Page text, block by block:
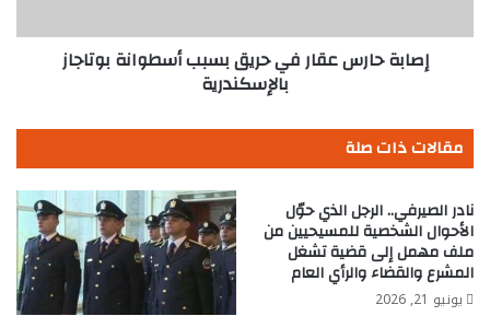
بالإسكندرية
إصابة حارس عقار في حريق بسبب أسطوانة بوتاجاز
بالإسكندرية
مقالات ذات صلة
نادر الصيرفي.. الرجل الذي حوّل
الأحوال الشخصية للمسيحيين من
ملف مهمل إلى قضية تشغل
المشرع والقضاء والرأي العام
يونيو 21, 2026